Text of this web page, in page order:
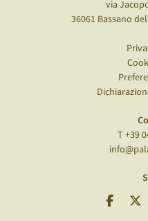
via
36061 Bassano
T +39